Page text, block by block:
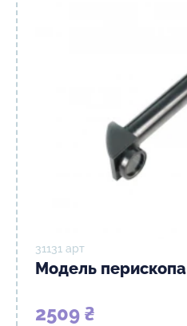
31131 арт
Модель перископа
2509 ₴